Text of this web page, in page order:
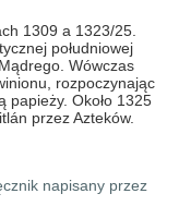
1309 a 1323/25.
południowej
Wówczas
rozpoczynając
papieży. Około 1325
przez Azteków.
napisany przez